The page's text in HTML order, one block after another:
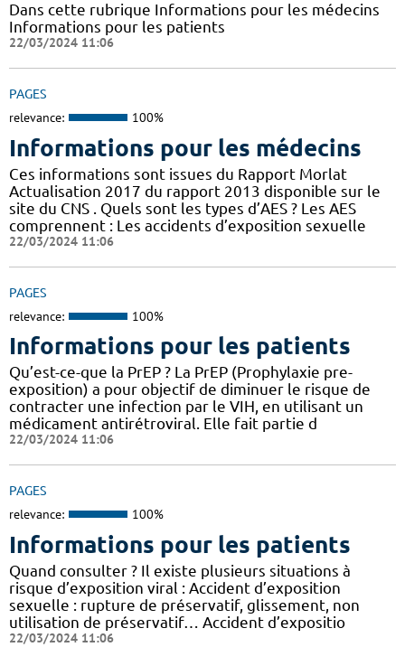
Dans cette rubrique Informations pour les médecins
Informations pour les patients
22/03/2024 11:06
PAGES
relevance: 100%
Informations pour les médecins
Ces informations sont issues du Rapport Morlat
Actualisation 2017 du rapport 2013 disponible sur le
site du CNS . Quels sont les types d’AES ? Les AES
comprennent : Les accidents d’exposition sexuelle
22/03/2024 11:06
PAGES
relevance: 100%
Informations pour les patients
Qu’est-ce-que la PrEP ? La PrEP (Prophylaxie pre-
exposition) a pour objectif de diminuer le risque de
contracter une infection par le VIH, en utilisant un
médicament antirétroviral. Elle fait partie d
22/03/2024 11:06
PAGES
relevance: 100%
Informations pour les patients
Quand consulter ? Il existe plusieurs situations à
risque d’exposition viral : Accident d’exposition
sexuelle : rupture de préservatif, glissement, non
utilisation de préservatif… Accident d’expositio
22/03/2024 11:06